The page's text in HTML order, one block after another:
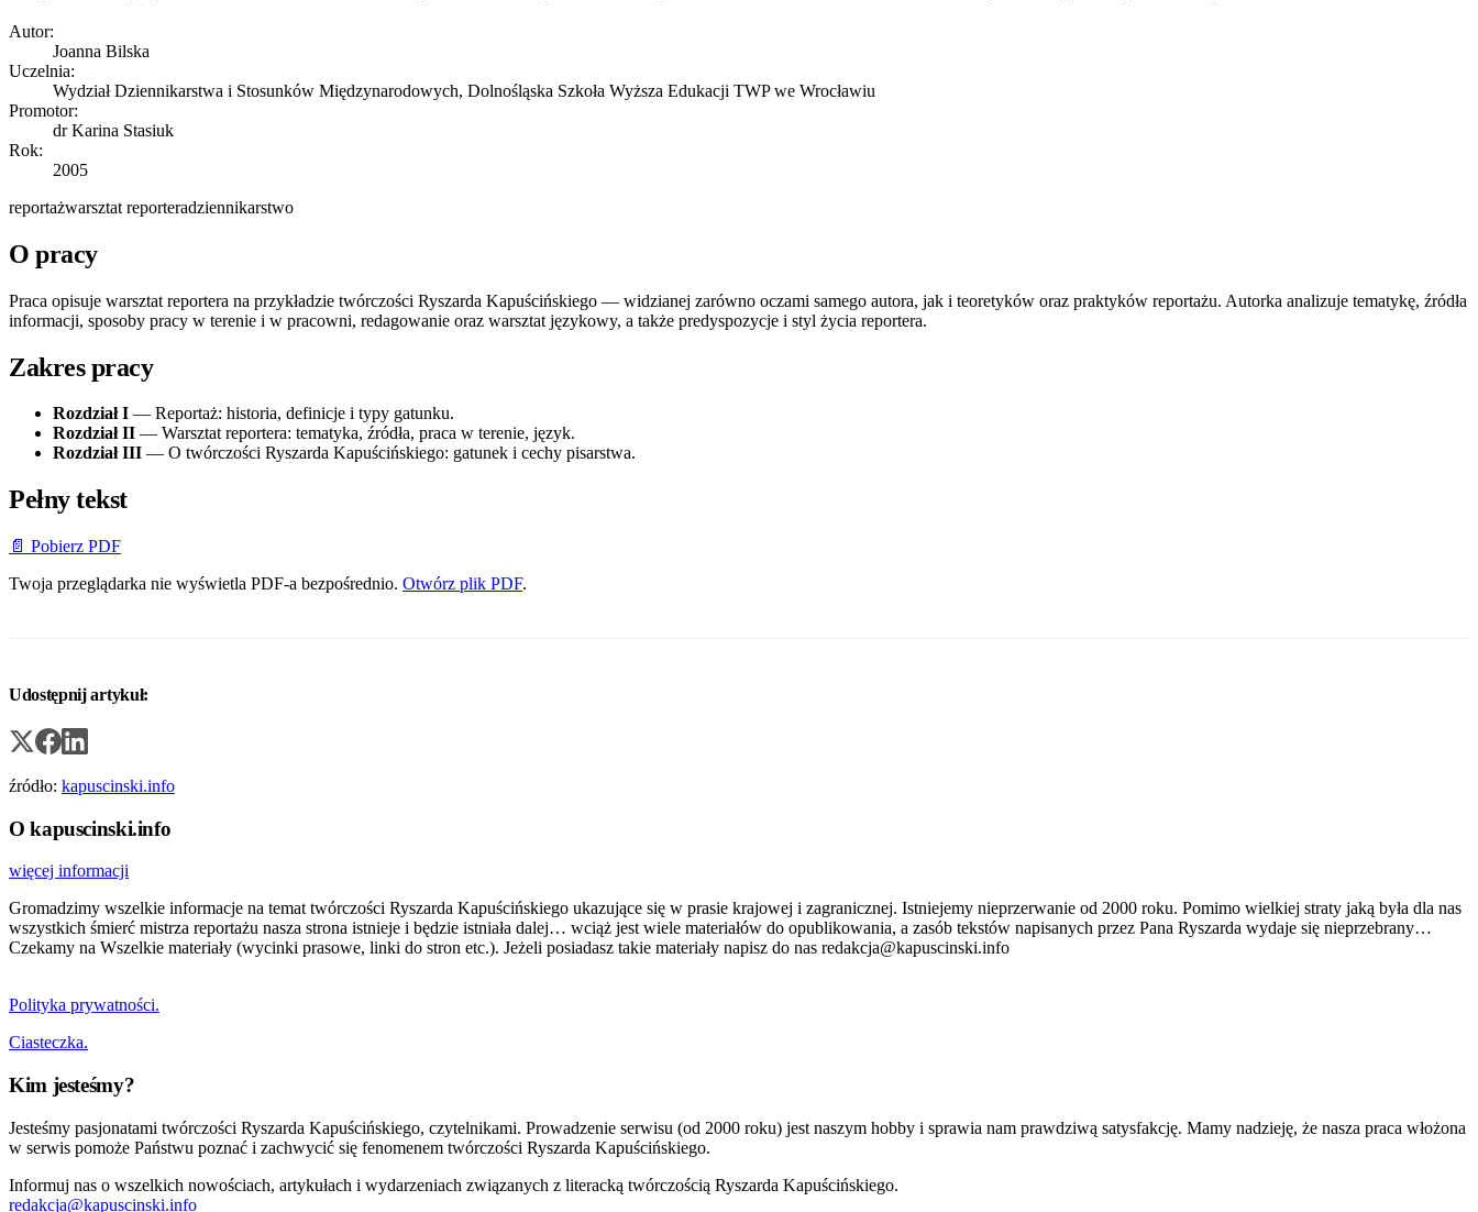
Autor:
Joanna Bilska
Uczelnia:
Wydział Dziennikarstwa i Stosunków Międzynarodowych, Dolnośląska Szkoła Wyższa Edukacji TWP we Wrocławiu
Promotor:
dr Karina Stasiuk
Rok:
2005
reportażwarsztat reporteradziennikarstwo
O pracy
Praca opisuje warsztat reportera na przykładzie twórczości Ryszarda Kapuścińskiego — widzianej zarówno oczami samego autora, jak i teoretyków oraz praktyków reportażu. Autorka analizuje tematykę, źródła
informacji, sposoby pracy w terenie i w pracowni, redagowanie oraz warsztat językowy, a także predyspozycje i styl życia reportera.
Zakres pracy
Rozdział I — Reportaż: historia, definicje i typy gatunku.
Rozdział II — Warsztat reportera: tematyka, źródła, praca w terenie, język.
Rozdział III — O twórczości Ryszarda Kapuścińskiego: gatunek i cechy pisarstwa.
Pełny tekst
📄 Pobierz PDF
Twoja przeglądarka nie wyświetla PDF-a bezpośrednio. Otwórz plik PDF.
Udostępnij artykuł:
źródło: kapuscinski.info
O kapuscinski.info
więcej informacji
Gromadzimy wszelkie informacje na temat twórczości Ryszarda Kapuścińskiego ukazujące się w prasie krajowej i zagranicznej. Istniejemy nieprzerwanie od 2000 roku. Pomimo wielkiej straty jaką była dla nas
wszystkich śmierć mistrza reportażu nasza strona istnieje i będzie istniała dalej… wciąż jest wiele materiałów do opublikowania, a zasób tekstów napisanych przez Pana Ryszarda wydaje się nieprzebrany…
Czekamy na Wszelkie materiały (wycinki prasowe, linki do stron etc.). Jeżeli posiadasz takie materiały napisz do nas redakcja@kapuscinski.info
Polityka prywatności.
Ciasteczka.
Kim jesteśmy?
Jesteśmy pasjonatami twórczości Ryszarda Kapuścińskiego, czytelnikami. Prowadzenie serwisu (od 2000 roku) jest naszym hobby i sprawia nam prawdziwą satysfakcję. Mamy nadzieję, że nasza praca włożona
w serwis pomoże Państwu poznać i zachwycić się fenomenem twórczości Ryszarda Kapuścińskiego.
Informuj nas o wszelkich nowościach, artykułach i wydarzeniach związanych z literacką twórczością Ryszarda Kapuścińskiego.
redakcja@kapuscinski.info